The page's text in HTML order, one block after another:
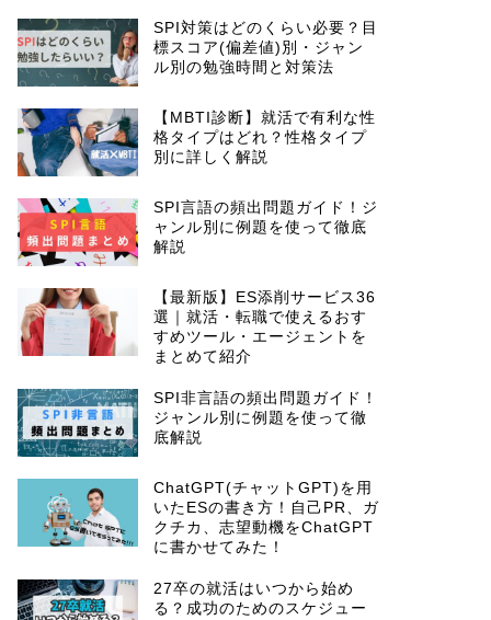
SPI対策はどのくらい必要？目
標スコア(偏差値)別・ジャン
ル別の勉強時間と対策法
【MBTI診断】就活で有利な性
格タイプはどれ？性格タイプ
別に詳しく解説
SPI言語の頻出問題ガイド！ジ
ャンル別に例題を使って徹底
解説
【最新版】ES添削サービス36
選｜就活・転職で使えるおす
すめツール・エージェントを
まとめて紹介
SPI非言語の頻出問題ガイド！
ジャンル別に例題を使って徹
底解説
ChatGPT(チャットGPT)を用
いたESの書き方！自己PR、ガ
クチカ、志望動機をChatGPT
に書かせてみた！
27卒の就活はいつから始め
る？成功のためのスケジュー